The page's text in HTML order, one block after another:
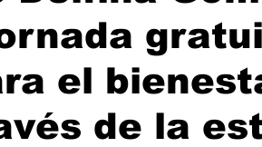
el
de la